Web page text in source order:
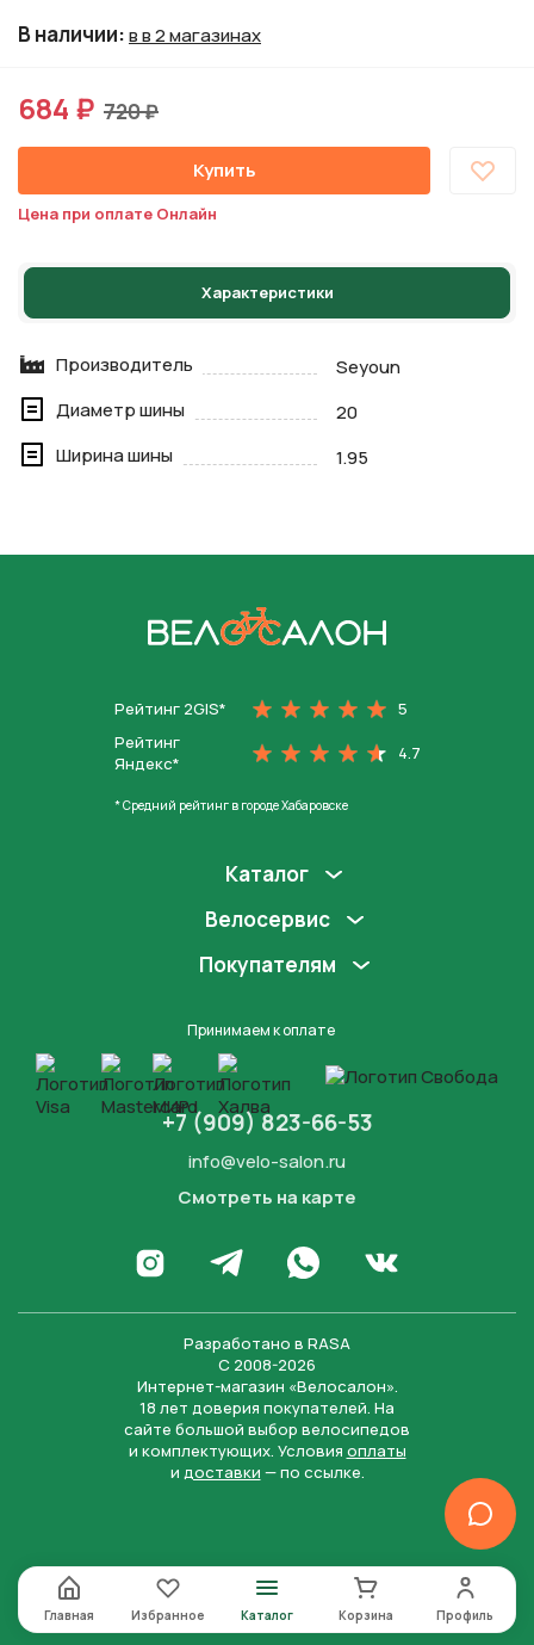
В наличии:в в 2 магазинах
684 ₽ 720 ₽
Купить
Цена при оплате Онлайн
Характеристики
Производитель
Seyoun
Диаметр шины
20
Ширина шины
1.95
Рейтинг 2GIS*
5
Рейтинг
Яндекс*
4.7
* Средний рейтинг в городе Хабаровске
Каталог
Велосервис
Покупателям
Принимаем к оплате
+7 (909) 823-66-53
info@velo-salon.ru
Смотреть на карте
Перейти в Инстаграм
Написать в Телеграм
Написать в WhatsApp
Перейти во
Разработано в RASA
С 2008-2026
Интернет-магазин «Велосалон».
18 лет доверия покупателей. На
сайте большой выбор велосипедов
и комплектующих. Условия оплаты
и доставки — по ссылке.
Главная Избранное Каталог Корзина Профиль
Нажимая на кнопку “Отправить заявку”, вы даете
согласие на обработку персональных данных и
соглашаетесь с политикой конфиденциальности